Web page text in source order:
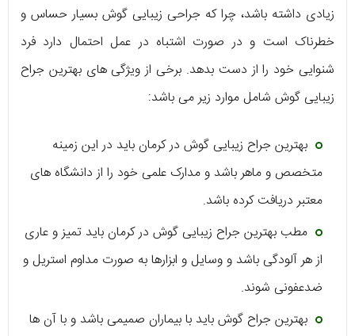
زیادی داشته باشد، چرا که جراحی زیبایی گوش بسیار حساس و
خطرناک است و در صورت اشتباه در عمل احتمال دارد فرد
شنوایی خود را از دست بدهد. برخی از ویژگی های بهترین جراح
زیبایی گوش شامل موارد زیر می باشد:
بهترین جراح زیبایی گوش در کرمان باید در این زمینه
متخصص و ماهر باشد و مدارک علمی خود را از دانشگاه های
معتبر دریافت کرده باشد.
مطب بهترین جراح زیبایی گوش در کرمان باید تمیز و عاری
از هر آلودگی باشد و وسایل و ابزارها به صورت مداوم استریل و
ضدعفونی شوند.
بهترین جراح گوش باید با بیماران صمیمی باشد و با آن ها